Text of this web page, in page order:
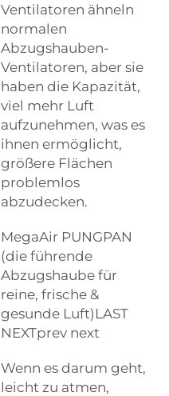
Ventilatoren ähneln
normalen
Abzugshauben-
Ventilatoren, aber sie
haben die Kapazität,
viel mehr Luft
aufzunehmen, was es
ihnen ermöglicht,
größere Flächen
problemlos
abzudecken.
MegaAir PUNGPAN
(die führende
Abzugshaube für
reine, frische &
gesunde Luft)LAST
NEXTprev next
Wenn es darum geht,
leicht zu atmen,